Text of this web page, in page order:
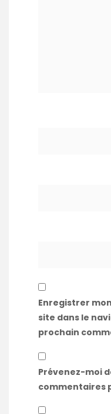
Enregistrer
site dans le
prochain
Prévenez-moi
commentaires